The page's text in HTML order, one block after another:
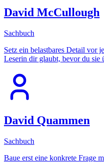
David McCullough
Sachbuch
Setz ein belastbares Detail vor
Leserin dir glaubt, bevor du sie
David Quammen
Sachbuch
Baue erst eine konkrete Frage